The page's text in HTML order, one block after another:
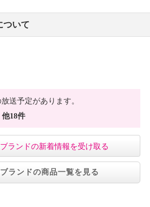
ついて
送予定があります。
18件
ランドの新着情報を受け取る
ランドの商品一覧を見る